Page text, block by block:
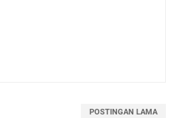
POSTINGAN LAMA